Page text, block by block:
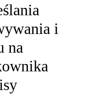
i
na